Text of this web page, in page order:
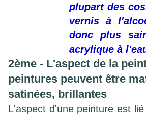
plupart des
vernis à
donc plus
acrylique à
2ème - L'aspect de la
peintures peuvent être
satinées, brillantes
L'aspect d'une peinture est